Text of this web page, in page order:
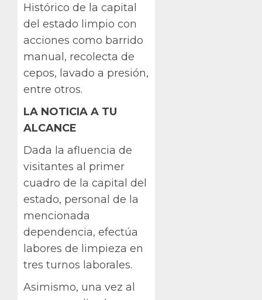
Histórico de la capital
del estado limpio con
acciones como barrido
manual, recolecta de
cepos, lavado a presión,
entre otros.
LA NOTICIA A TU
ALCANCE
Dada la afluencia de
visitantes al primer
cuadro de la capital del
estado, personal de la
mencionada
dependencia, efectúa
labores de limpieza en
tres turnos laborales.
Asimismo, una vez al